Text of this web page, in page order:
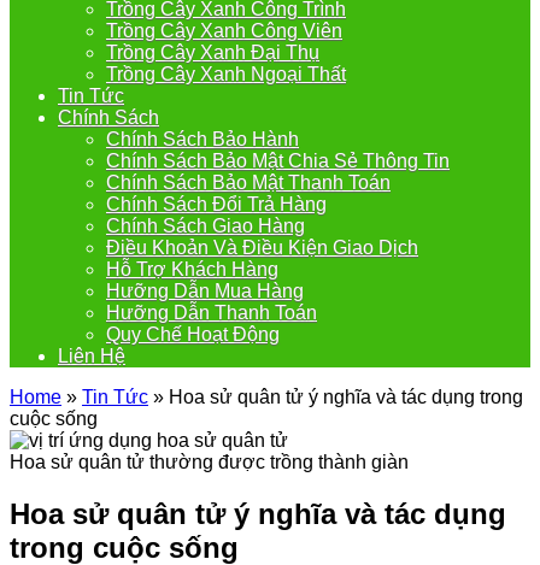
Trồng Cây Xanh Công Trình
Trồng Cây Xanh Công Viên
Trồng Cây Xanh Đại Thụ
Trồng Cây Xanh Ngoại Thất
Tin Tức
Chính Sách
Chính Sách Bảo Hành
Chính Sách Bảo Mật Chia Sẻ Thông Tin
Chính Sách Bảo Mật Thanh Toán
Chính Sách Đổi Trả Hàng
Chính Sách Giao Hàng
Điều Khoản Và Điều Kiện Giao Dịch
Hỗ Trợ Khách Hàng
Hưỡng Dẫn Mua Hàng
Hưỡng Dẫn Thanh Toán
Quy Chế Hoạt Động
Liên Hệ
Home » Tin Tức » Hoa sử quân tử ý nghĩa và tác dụng trong
cuộc sống
Hoa sử quân tử thường được trồng thành giàn
Hoa sử quân tử ý nghĩa và tác dụng
trong cuộc sống